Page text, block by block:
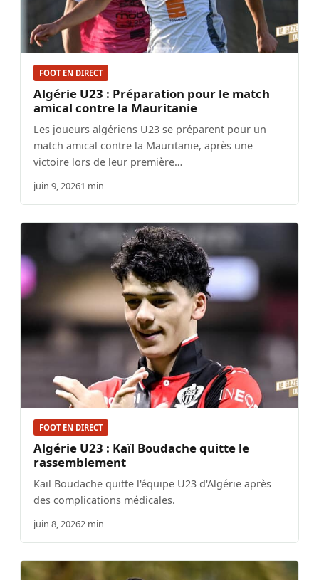
FOOT EN DIRECT
Algérie U23 : Préparation pour le match
amical contre la Mauritanie
Les joueurs algériens U23 se préparent pour un
match amical contre la Mauritanie, après une
victoire lors de leur première…
juin 9, 20261 min
FOOT EN DIRECT
Algérie U23 : Kaïl Boudache quitte le
rassemblement
Kaïl Boudache quitte l'équipe U23 d'Algérie après
des complications médicales.
juin 8, 20262 min